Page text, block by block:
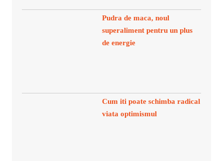
Pudra de maca, noul
superaliment pentru un plus
de energie
Cum iti poate schimba radical
viata optimismul